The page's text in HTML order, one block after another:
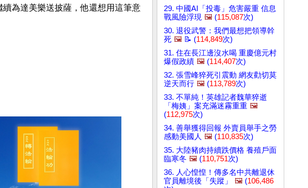
為達美樂送披薩，他還想用這筆意
29. 中國AI「投毒」危害嚴重 信息
戰風險浮現 🖼️ (115,087次)
30. 退役武警：我們最想把領導幹
死 🖼️ 📝 (114,849次)
31. 住在長江邊沒水喝 重慶億元村
爆假政績 🖼️ (114,407次)
32. 張雪峰猝死引震動 網友勸切莫
逆天而行 🖼️ (113,789次)
33. 不單純！英雄記者魏華猝逝
「梅姨」案充滿迷霧重重 🖼️
(112,975次)
34. 善舉獲得回報 外賣員舉手之勞
感動美國人 🖼️ (110,835次)
35. 大陸豬肉持續跌價格 養殖戶面
臨寒冬 🖼️ (110,751次)
36. 人心惶惶！傳多名中共離退休
官員離境後「失蹤」
🖼️ (106,486